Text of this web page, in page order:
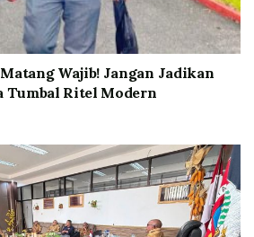
Wajib! Jangan Jadikan
Tumbal Ritel Modern